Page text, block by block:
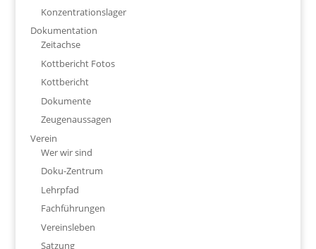
Konzentrationslager
Dokumentation
Zeitachse
Kottbericht Fotos
Kottbericht
Dokumente
Zeugenaussagen
Verein
Wer wir sind
Doku-Zentrum
Lehrpfad
Fachführungen
Vereinsleben
Satzung